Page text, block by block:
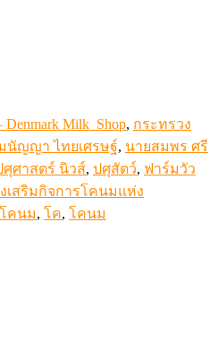
Denmark Milk Shop, กระทรวง
นัญญา ไทยเศรษฐ์, นายสมพร ศรี
ศุศาสตร์ นิวส์, ปศุสัตว์, ฟาร์มวัว
เสริมกิจการโคนมแห่ง
คนม, โค, โคนม